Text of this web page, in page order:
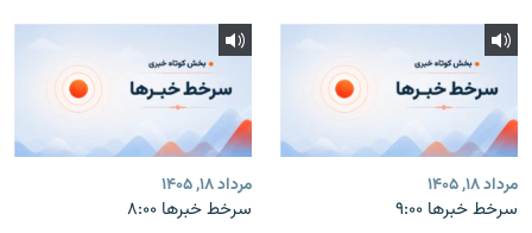
مرداد ۱۸, ۱۴۰۵
سرخط خبرها ۹:۰۰
مرداد ۱۸, ۱۴۰۵
سرخط خبرها ۸:۰۰